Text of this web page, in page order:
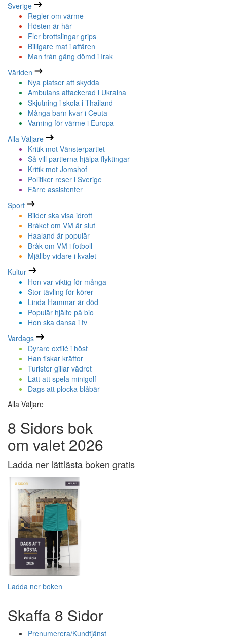
Sverige
Regler om värme
Hösten är här
Fler brottslingar grips
Billigare mat i affären
Man från gäng dömd i Irak
Världen
Nya platser att skydda
Ambulans attackerad i Ukraina
Skjutning i skola i Thailand
Många barn kvar i Ceuta
Varning för värme i Europa
Alla Väljare
Kritik mot Vänsterpartiet
Så vill partierna hjälpa flyktingar
Kritik mot Jomshof
Politiker reser i Sverige
Färre assistenter
Sport
Bilder ska visa idrott
Bråket om VM är slut
Haaland är populär
Bråk om VM i fotboll
Mjällby vidare i kvalet
Kultur
Hon var viktig för många
Stor tävling för körer
Linda Hammar är död
Populär hjälte på bio
Hon ska dansa i tv
Vardags
Dyrare oxfilé i höst
Han fiskar kräftor
Turister gillar vädret
Lätt att spela minigolf
Dags att plocka blåbär
Alla Väljare
8 Sidors bok
om valet 2026
Ladda ner lättlästa boken gratis
Ladda ner boken
Skaffa 8 Sidor
Prenumerera/Kundtjänst